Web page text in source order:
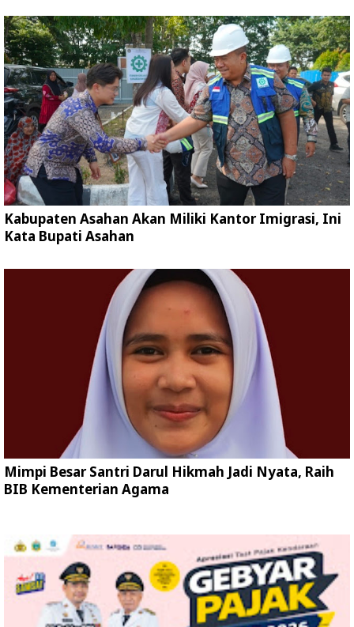
Kabupaten Asahan Akan Miliki Kantor Imigrasi, Ini
Kata Bupati Asahan
Mimpi Besar Santri Darul Hikmah Jadi Nyata, Raih
BIB Kementerian Agama